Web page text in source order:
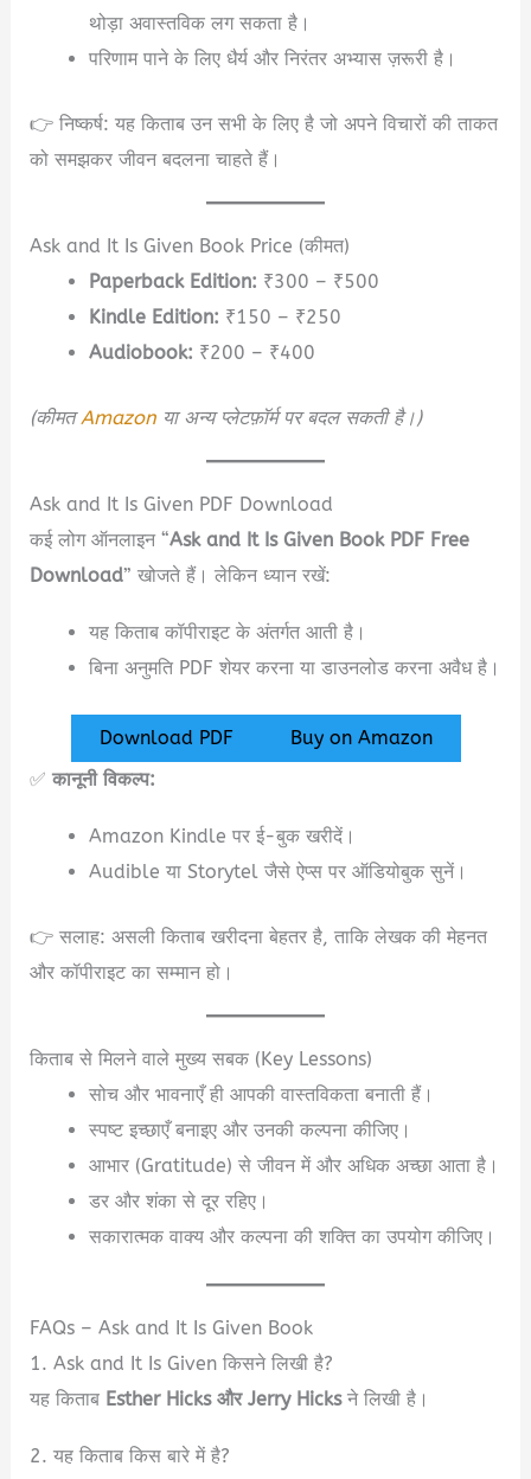
थोड़ा अवास्तविक लग सकता है।
परिणाम पाने के लिए धैर्य और निरंतर अभ्यास ज़रूरी है।
👉 निष्कर्ष: यह किताब उन सभी के लिए है जो अपने विचारों की ताकत
को समझकर जीवन बदलना चाहते हैं।
Ask and It Is Given Book Price (कीमत)
Paperback Edition: ₹300 – ₹500
Kindle Edition: ₹150 – ₹250
Audiobook: ₹200 – ₹400
(कीमतAmazon या अन्य प्लेटफ़ॉर्म पर बदल सकती है।)
Ask and It Is Given PDF Download
कई लोग ऑनलाइन “Ask and It Is Given Book PDF Free
Download” खोजते हैं। लेकिन ध्यान रखें:
यह किताब कॉपीराइट के अंतर्गत आती है।
बिना अनुमति PDF शेयर करना या डाउनलोड करना अवैध है।
Download PDF
Buy on Amazon
✅कानूनी विकल्प:
Amazon Kindle पर ई-बुक खरीदें।
Audible या Storytel जैसे ऐप्स पर ऑडियोबुक सुनें।
👉 सलाह: असली किताब खरीदना बेहतर है, ताकि लेखक की मेहनत
और कॉपीराइट का सम्मान हो।
किताब से मिलने वाले मुख्य सबक (Key Lessons)
सोच और भावनाएँ ही आपकी वास्तविकता बनाती हैं।
स्पष्ट इच्छाएँ बनाइए और उनकी कल्पना कीजिए।
आभार (Gratitude) से जीवन में और अधिक अच्छा आता है।
डर और शंका से दूर रहिए।
सकारात्मक वाक्य और कल्पना की शक्ति का उपयोग कीजिए।
FAQs – Ask and It Is Given Book
1. Ask and It Is Given किसने लिखी है?
यह किताब Esther Hicks और Jerry Hicksने लिखी है।
2. यह किताब किस बारे में है?